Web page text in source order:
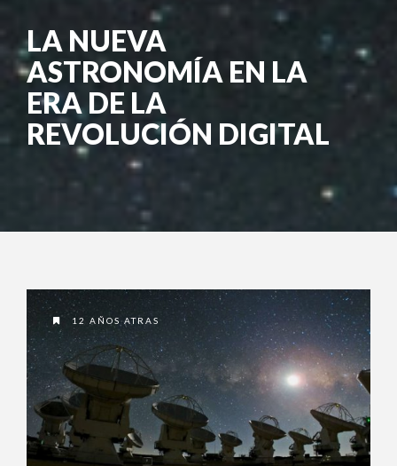
LA NUEVA
ASTRONOMÍA EN LA
ERA DE LA
REVOLUCIÓN DIGITAL
12 AÑOS ATRAS